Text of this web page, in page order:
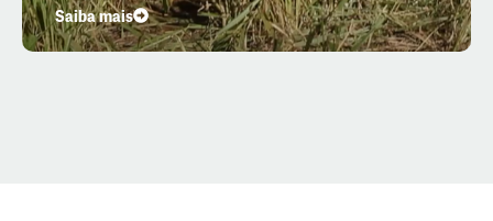
Saiba mais